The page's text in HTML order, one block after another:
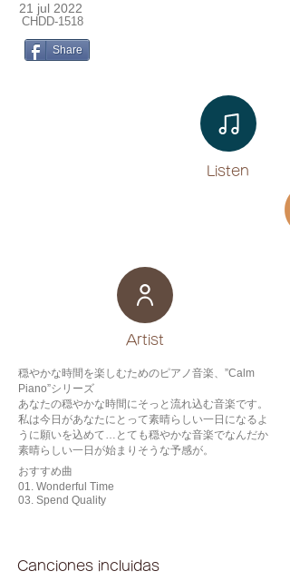
21 jul 2022
CHDD-1518
Share
Listen​
​Artist
穏やかな時間を楽しむためのピアノ音楽、”Calm
Piano”シリーズ
あなたの穏やかな時間にそっと流れ込む音楽です。
私は今日があなたにとって素晴らしい一日になるよ
うに願いを込めて…とても穏やかな音楽でなんだか
素晴らしい一日が始まりそうな予感が。
おすすめ曲
01. Wonderful Time
03. Spend Quality
Canciones incluidas